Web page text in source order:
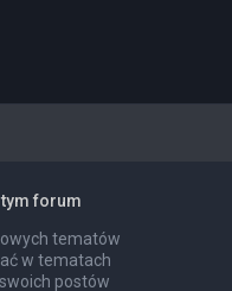
forum
tematów
w tematach
postów